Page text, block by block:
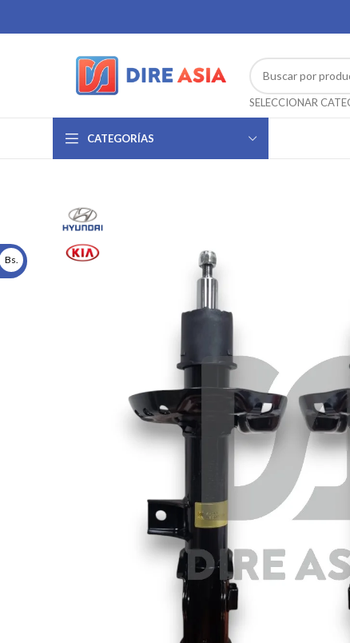
CATEGORÍAS
Bs.